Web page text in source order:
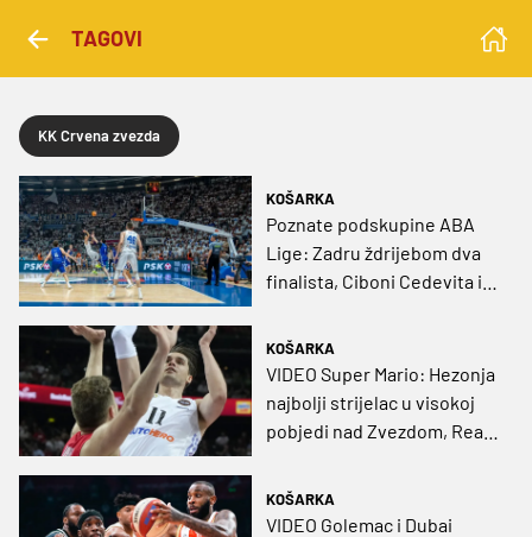
TAGOVI
KK Crvena zvezda
KOŠARKA
Poznate podskupine ABA
Lige: Zadru ždrijebom dva
finalista, Ciboni Cedevita i
KOŠARKA
VIDEO Super Mario: Hezonja
najbolji strijelac u visokoj
pobjedi nad Zvezdom, Real
KOŠARKA
VIDEO Golemac i Dubai